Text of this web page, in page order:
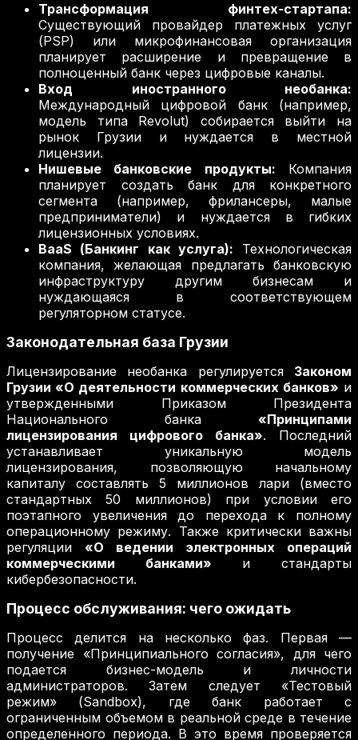
Трансформация финтех-стартапа:
Существующий провайдер платежных услуг
(PSP) или микрофинансовая организация
планирует расширение и превращение в
полноценный банк через цифровые каналы.
Вход иностранного необанка:
Международный цифровой банк (например,
модель типа Revolut) собирается выйти на
рынок Грузии и нуждается в местной
лицензии.
Нишевые банковские продукты: Компания
планирует создать банк для конкретного
сегмента (например, фрилансеры, малые
предприниматели) и нуждается в гибких
лицензионных условиях.
BaaS (Банкинг как услуга): Технологическая
компания, желающая предлагать банковскую
инфраструктуру другим бизнесам и
нуждающаяся в соответствующем
регуляторном статусе.
Законодательная база Грузии
Лицензирование необанка регулируется Законом
Грузии «О деятельности коммерческих банков» и
утвержденными Приказом Президента
Национального банка «Принципами
лицензирования цифрового банка». Последний
устанавливает уникальную модель
лицензирования, позволяющую начальному
капиталу составлять 5 миллионов лари (вместо
стандартных 50 миллионов) при условии его
поэтапного увеличения до перехода к полному
операционному режиму. Также критически важны
регуляции «О ведении электронных операций
коммерческими банками» и стандарты
кибербезопасности.
Процесс обслуживания: чего ожидать
Процесс делится на несколько фаз. Первая —
получение «Принципиального согласия», для чего
подается бизнес-модель и личности
администраторов. Затем следует «Тестовый
режим» (Sandbox), где банк работает с
ограниченным объемом в реальной среде в течение
определенного периода. В это время проверяется